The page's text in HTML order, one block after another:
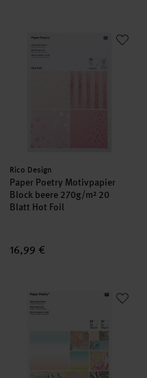
Paper Poetry Motivpapier
Hersteller:
Rico Design
Paper Poetry Motivpapier
Block beere 270g/m² 20
Blatt Hot Foil
16,99 €
Paper Poetry Motivpapier